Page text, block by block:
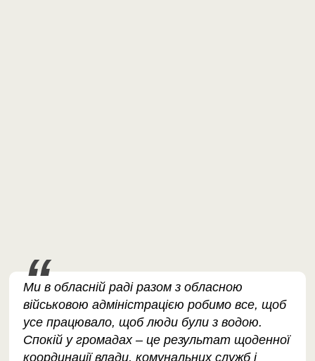
Ми в обласній раді разом з обласною
військовою адміністрацією робимо все, щоб
усе працювало, щоб люди були з водою.
Спокій у громадах – це результат щоденної
координації влади, комунальних служб і